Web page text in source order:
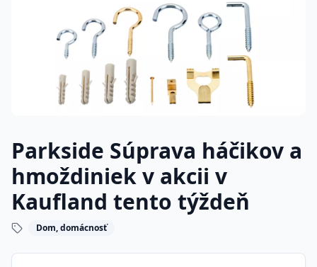
Parkside Súprava háčikov a
hmoždiniek v akcii v
Kaufland tento týždeň
Dom, domácnosť